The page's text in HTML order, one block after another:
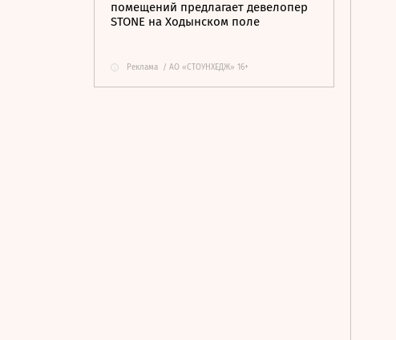
помещений предлагает девелопер
STONE на Ходынском поле
Реклама / АО «СТОУНХЕДЖ» 16+